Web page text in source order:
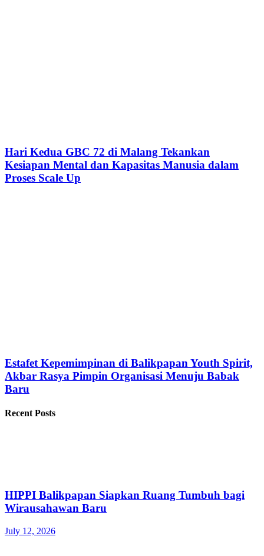
Hari Kedua GBC 72 di Malang Tekankan
Kesiapan Mental dan Kapasitas Manusia dalam
Proses Scale Up
Estafet Kepemimpinan di Balikpapan Youth Spirit,
Akbar Rasya Pimpin Organisasi Menuju Babak
Baru
Recent Posts
HIPPI Balikpapan Siapkan Ruang Tumbuh bagi
Wirausahawan Baru
July 12, 2026